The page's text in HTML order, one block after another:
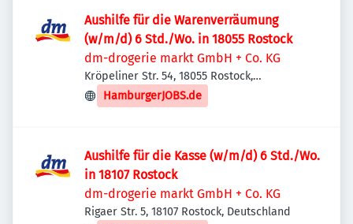
Aushilfe für die Warenverräumung
(w/m/d) 6 Std./Wo. in 18055 Rostock
dm-drogerie markt GmbH + Co. KG
Kröpeliner Str. 54, 18055 Rostock,
Deutschland
HamburgerJOBS.de
Aushilfe für die Kasse (w/m/d) 6 Std./Wo.
in 18107 Rostock
dm-drogerie markt GmbH + Co. KG
Rigaer Str. 5, 18107 Rostock, Deutschland